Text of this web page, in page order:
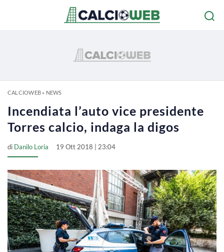
CALCIOWEB» NEWS
Incendiata l’auto vice presidente
Torres calcio, indaga la digos
di Danilo Loria 19 Ott 2018 | 23:04